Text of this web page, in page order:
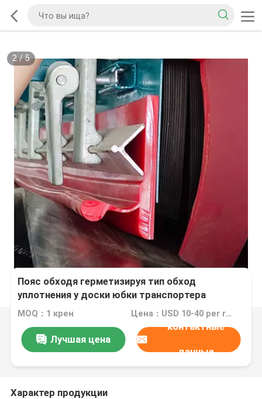
2/5
Пояс обходя герметизируя тип обход
уплотнения y доски юбки транспортера
двойной уретана
MOQ：1 крен Цена：USD 10-40 per roll
Лучшая цена
контактные
данные
Характер продукции